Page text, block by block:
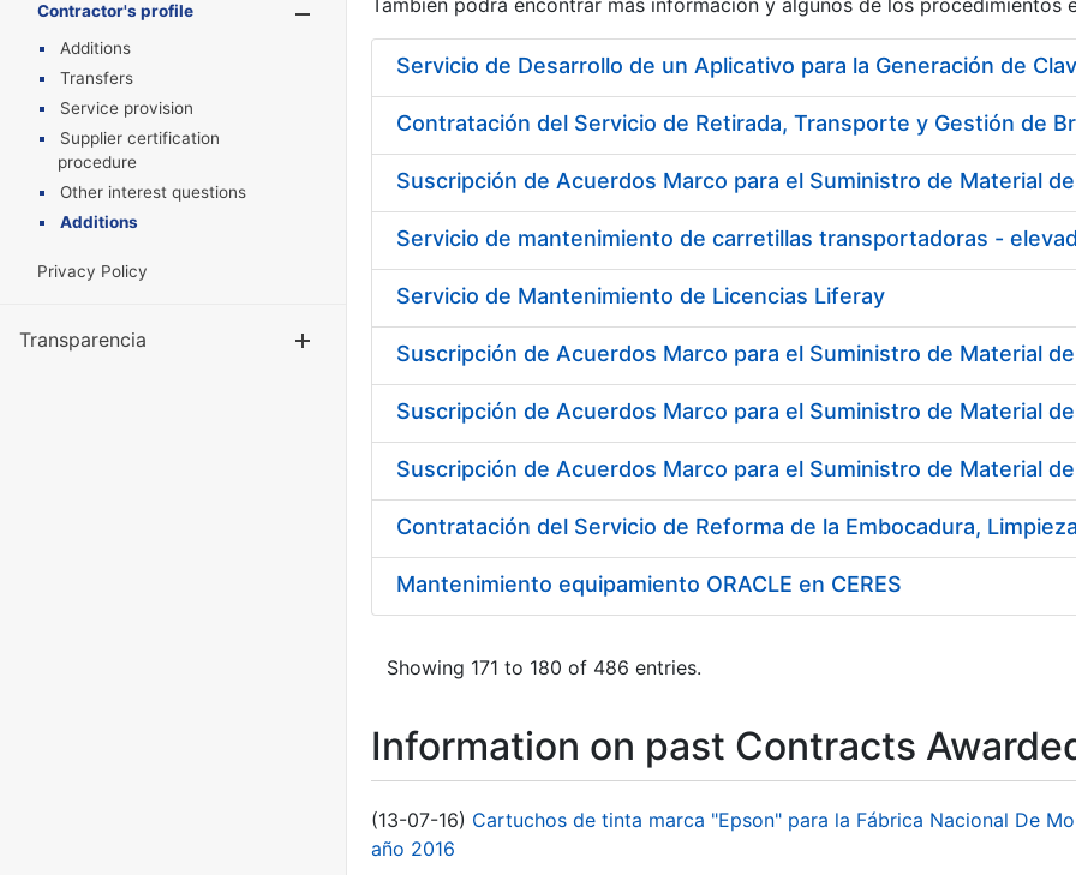
Contractor's profile
Show/Hide
Additions
Transfers
Service provision
Supplier certification
procedure
Other interest questions
Additions
Privacy Policy
Transparencia Show/Hide
También podrá encontrar más información y algunos de los procedimientos
Servicio de Desarrollo de un Aplicativo para la Generación de
Contratación del Servicio de Retirada, Transporte y Gestión de
Suscripción de Acuerdos Marco para el Suministro de Material
Servicio de mantenimiento de carretillas transportadoras -
Servicio de Mantenimiento de Licencias Liferay
Suscripción de Acuerdos Marco para el Suministro de Material
Suscripción de Acuerdos Marco para el Suministro de Material
Suscripción de Acuerdos Marco para el Suministro de Material
Mantenimiento equipamiento ORACLE en CERES
Showing 171 to 180 of 486 entries.
Information on past Contracts
(13-07-16) Cartuchos de tinta marca "Epson" para la Fábrica Nacional De
año 2016